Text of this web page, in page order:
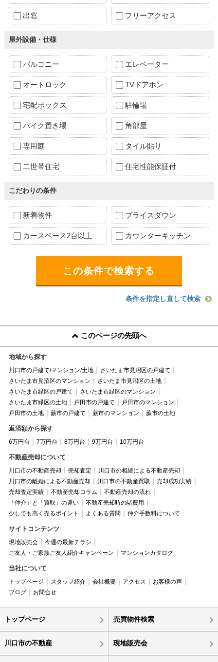
出窓 フリーアクセス
屋外設備・仕様
バルコニー エレベーター
オートロック TVドアホン
宅配ボックス 駐輪場
バイク置き場 角部屋
専用庭 タイル貼り
二世帯住宅 住宅性能保証付
こだわりの条件
新着物件 プライスダウン
カースペース2台以上 カウンターキッチン
条件を指定し直して検索
このページの先頭へ
地域から探す
川口市の戸建て/マンション/土地
さいたま市見沼区の戸建て
さいたま市見沼区のマンション
さいたま市見沼区の土地
さいたま市緑区の戸建て
さいたま市緑区のマンション
さいたま市緑区の土地
戸田市の戸建て
戸田市のマンション
戸田市の土地
蕨市の戸建て 蕨市のマンション 蕨市の土地
返済額から探す
6万円台 7万円台 8万円台 9万円台 10万円台
不動産売却について
川口市の不動産売却 売却査定
川口市の相続による不動産売却
川口市の離婚による不動産売却
川口市の不動産買取
売却成功実績
売却査定実績
不動産売却コラム
不動産売却の流れ
「仲介」と「買取」の違い
不動産売却時の諸費用
少しでも高く売るポイント
よくある質問 仲介手数料について
サイトコンテンツ
現地販売会
今週の最新チラシ
ご友人・ご家族ご友人紹介キャンペーン
マンションカタログ
当社について
トップページ スタッフ紹介 会社概要 アクセス
お客様の声
ブログ
お問合せ
トップページ 売買物件検索
川口市の不動産 現地販売会